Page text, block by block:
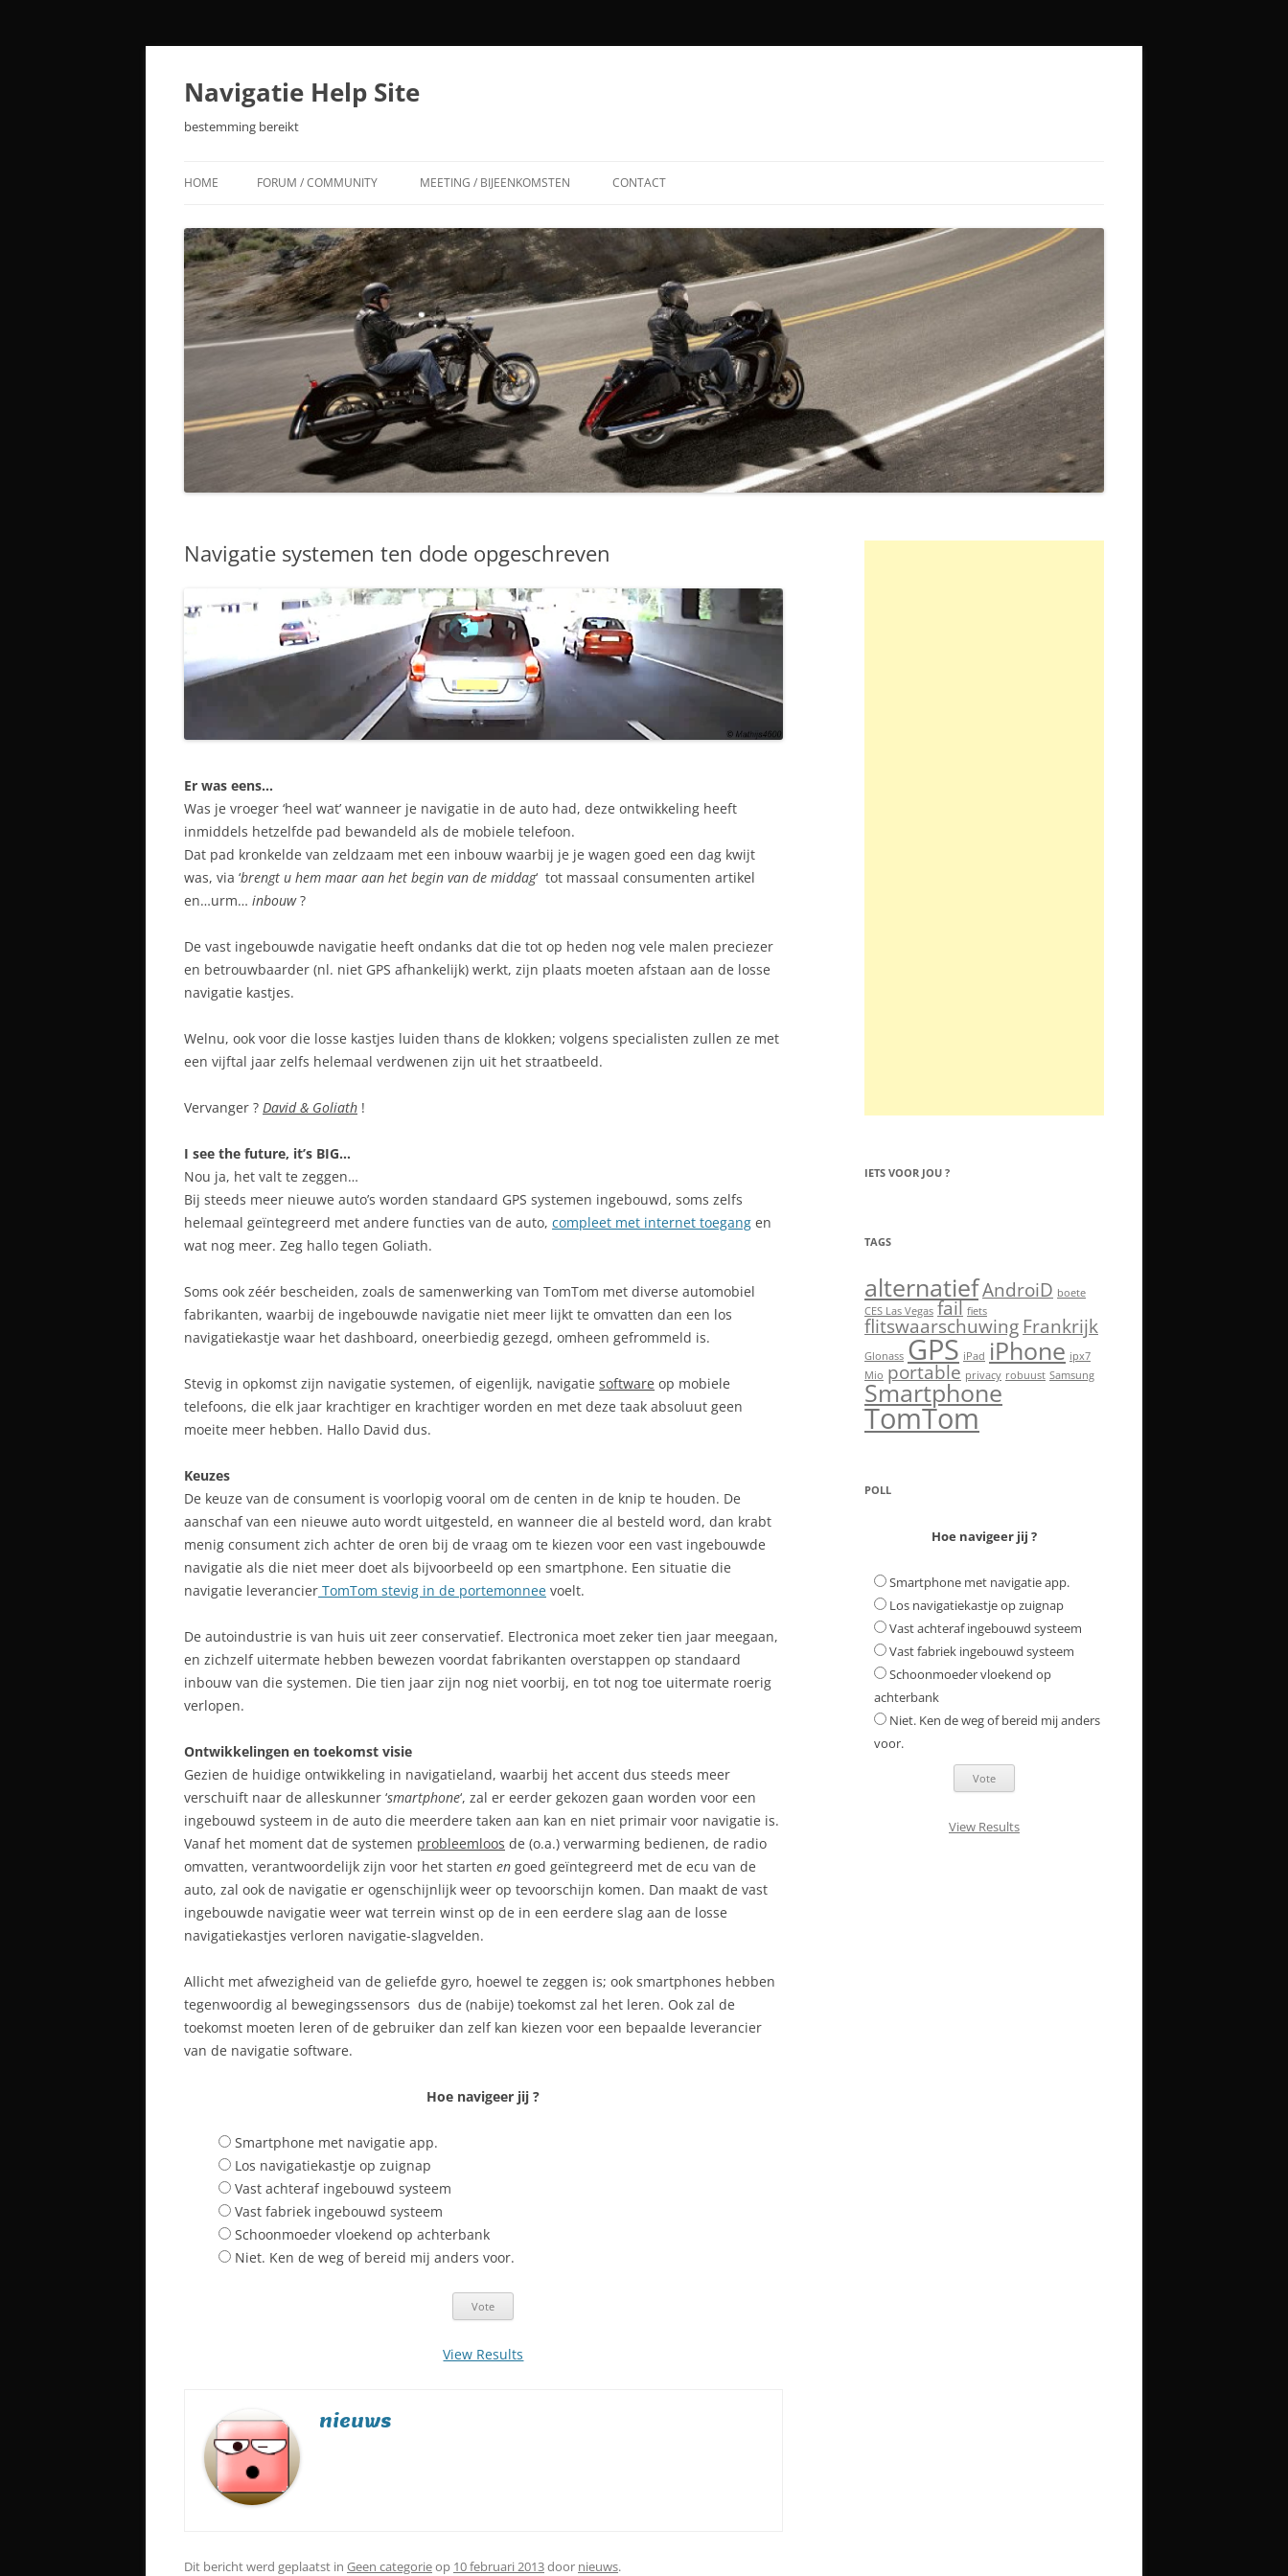
Ga
inhoud
Navigatie Help Site
bestemming bereikt
HOME FORUM / COMMUNITY MEETING / BIJEENKOMSTEN
18-04-2004
12-09-2004
12-06-2005
25-06-2006
03-06-2007
17-08-2008
CONTACT
Navigatie systemen ten dode opgeschreven
Er was eens…
Was je vroeger ‘heel wat’ wanneer je navigatie in de auto had, deze ontwikkeling heeft
inmiddels hetzelfde pad bewandeld als de mobiele telefoon.
Dat pad kronkelde van zeldzaam met een inbouw waarbij je je wagen goed een dag kwijt
was, via ‘brengt u hem maar aan het begin van de middag‘ tot massaal consumenten artikel
en…urm… inbouw?
De vast ingebouwde navigatie heeft ondanks dat die tot op heden nog vele malen preciezer
en betrouwbaarder (nl. niet GPS afhankelijk) werkt, zijn plaats moeten afstaan aan de losse
navigatie kastjes.
Welnu, ook voor die losse kastjes luiden thans de klokken; volgens specialisten zullen ze met
een vijftal jaar zelfs helemaal verdwenen zijn uit het straatbeeld.
Vervanger ? David & Goliath !
I see the future, it’s BIG…
Nou ja, het valt te zeggen…
Bij steeds meer nieuwe auto’s worden standaard GPS systemen ingebouwd, soms zelfs
helemaal geïntegreerd met andere functies van de auto, compleet met internet toegang en
wat nog meer. Zeg hallo tegen Goliath.
Soms ook zéér bescheiden, zoals de samenwerking van TomTom met diverse automobiel
fabrikanten, waarbij de ingebouwde navigatie niet meer lijkt te omvatten dan een los
navigatiekastje waar het dashboard, oneerbiedig gezegd, omheen gefrommeld is.
Stevig in opkomst zijn navigatie systemen, of eigenlijk, navigatie software op mobiele
telefoons, die elk jaar krachtiger en krachtiger worden en met deze taak absoluut geen
moeite meer hebben. Hallo David dus.
Keuzes
De keuze van de consument is voorlopig vooral om de centen in de knip te houden. De
aanschaf van een nieuwe auto wordt uitgesteld, en wanneer die al besteld word, dan krabt
menig consument zich achter de oren bij de vraag om te kiezen voor een vast ingebouwde
navigatie als die niet meer doet als bijvoorbeeld op een smartphone. Een situatie die
navigatie leverancier TomTom stevig in de portemonnee voelt.
De autoindustrie is van huis uit zeer conservatief. Electronica moet zeker tien jaar meegaan,
en zichzelf uitermate hebben bewezen voordat fabrikanten overstappen op standaard
inbouw van die systemen. Die tien jaar zijn nog niet voorbij, en tot nog toe uitermate roerig
verlopen.
Ontwikkelingen en toekomst visie
Gezien de huidige ontwikkeling in navigatieland, waarbij het accent dus steeds meer
verschuift naar de alleskunner ‘smartphone‘, zal er eerder gekozen gaan worden voor een
ingebouwd systeem in de auto die meerdere taken aan kan en niet primair voor navigatie is.
Vanaf het moment dat de systemen probleemloos de (o.a.) verwarming bedienen, de radio
omvatten, verantwoordelijk zijn voor het starten en goed geïntegreerd met de ecu van de
auto, zal ook de navigatie er ogenschijnlijk weer op tevoorschijn komen. Dan maakt de vast
ingebouwde navigatie weer wat terrein winst op de in een eerdere slag aan de losse
navigatiekastjes verloren navigatie-slagvelden.
Allicht met afwezigheid van de geliefde gyro, hoewel te zeggen is; ook smartphones hebben
tegenwoordig al bewegingssensors dus de (nabije) toekomst zal het leren. Ook zal de
toekomst moeten leren of de gebruiker dan zelf kan kiezen voor een bepaalde leverancier
van de navigatie software.
Hoe navigeer jij ?
Smartphone met navigatie app.
Los navigatiekastje op zuignap
Vast achteraf ingebouwd systeem
Vast fabriek ingebouwd systeem
Schoonmoeder vloekend op achterbank
Niet. Ken de weg of bereid mij anders voor.
View Results
nieuws
Dit bericht werd geplaatst in Geen categorieop 10 februari 2013door nieuws.
IETS VOOR JOU ?
TAGS
alternatiefAndroiD boete
CES Las Vegas fail fiets
flitswaarschuwing Frankrijk
Glonass GPS iPad iPhone ipx7
Mio portable privacy robuust Samsung
Smartphone
TomTom
POLL
Hoe navigeer jij ?
Smartphone met navigatie app.
Los navigatiekastje op zuignap
Vast achteraf ingebouwd systeem
Vast fabriek ingebouwd systeem
Schoonmoeder vloekend op
achterbank
Niet. Ken de weg of bereid mij anders
voor.
View Results